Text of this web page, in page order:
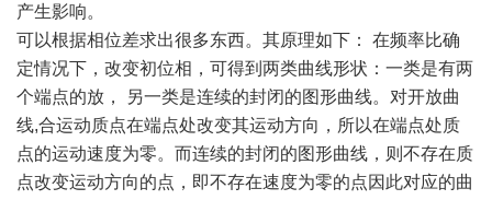
产生影响。
可以根据相位差求出很多东西。其原理如下：
在频率比确
定情况下，改变初位相，可得到两类曲线形状：一类是有两
个端点的放，
另一类是连续的封闭的图形曲线。对开放曲
线,合运动质点在端点处改变其运动方向，所以在端点处质
点的运动速度为零。而连续的封闭的图形曲线，则不存在质
点改变运动方向的点，即不存在速度为零的点因此对应的曲